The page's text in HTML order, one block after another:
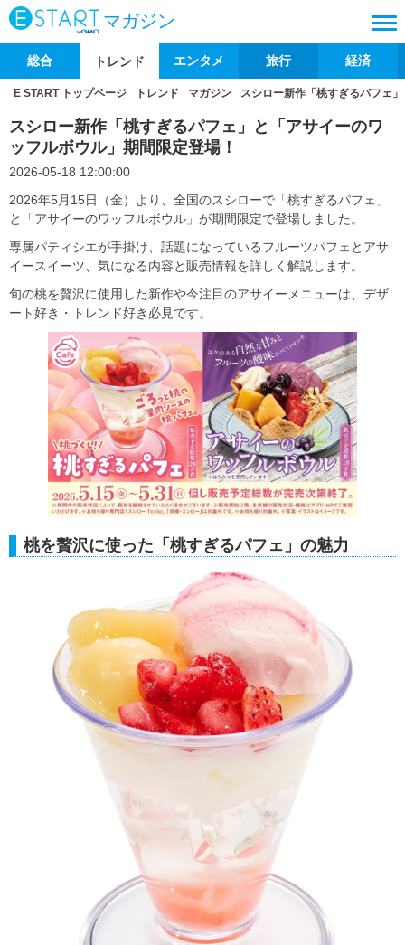
マガジン
総合 トレンド エンタメ 旅行 経済
E START トップページ トレンド マガジン スシロー新作「桃すぎるパフェ
スシロー新作「桃すぎるパフェ」と「アサイーのワ
ッフルボウル」期間限定登場！
2026-05-18 12:00:00
2026年5月15日（金）より、全国のスシローで「桃すぎるパフェ」
と「アサイーのワッフルボウル」が期間限定で登場しました。
専属パティシエが手掛け、話題になっているフルーツパフェとアサ
イースイーツ、気になる内容と販売情報を詳しく解説します。
旬の桃を贅沢に使用した新作や今注目のアサイーメニューは、デザ
ート好き・トレンド好き必見です。
桃を贅沢に使った「桃すぎるパフェ」の魅力